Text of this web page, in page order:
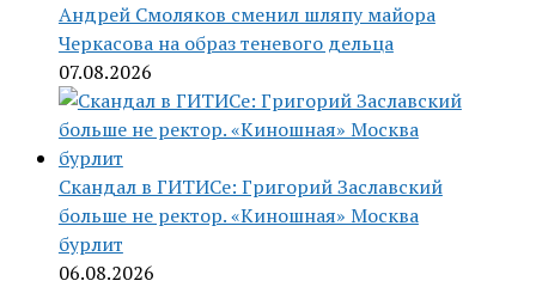
Андрей Смоляков сменил шляпу майора
Черкасова на образ теневого дельца
07.08.2026
Скандал в ГИТИСе: Григорий Заславский
больше не ректор. «Киношная» Москва
бурлит
06.08.2026